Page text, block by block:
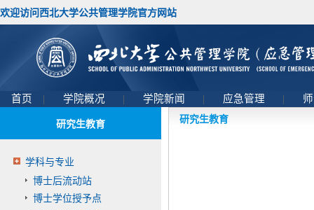
欢迎访问西北大学公共管理学院官方网站
首页 | 学院概况 | 学院新闻 | 应急管理 |
研究生教育
学科与专业
博士后流动站
博士学位授予点
研究生教育